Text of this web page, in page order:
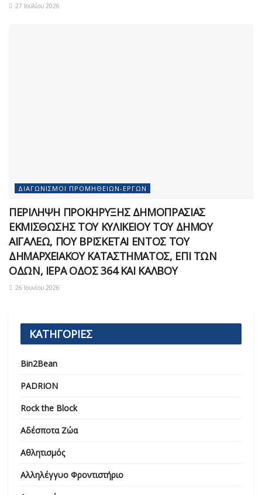
27 Ιουλίου 2026
ΔΙΑΓΩΝΙΣΜΟΊ ΠΡΟΜΗΘΕΙΏΝ-ΈΡΓΩΝ
ΠΕΡΙΛΗΨΗ ΠΡΟΚΗΡΥΞΗΣ ΔΗΜΟΠΡΑΣΙΑΣ
ΕΚΜΙΣΘΩΣΗΣ ΤΟΥ ΚΥΛΙΚΕΙΟΥ ΤΟΥ ΔΗΜΟΥ
ΑΙΓΑΛΕΩ, ΠΟΥ ΒΡΙΣΚΕΤΑΙ ΕΝΤΟΣ ΤΟΥ
ΔΗΜΑΡΧEΙΑΚΟΥ ΚΑΤΑΣΤΗΜΑΤΟΣ, ΕΠΙ ΤΩΝ
ΟΔΩΝ, ΙΕΡΑ ΟΔΟΣ 364 ΚΑΙ ΚΑΛΒΟΥ
26 Ιουνίου 2026
ΚΑΤΗΓΟΡΙΕΣ
Bin2Bean
PADRION
Rock the Block
Αδέσποτα Ζώα
Αθλητισμός
Αλληλέγγυο Φροντιστήριο